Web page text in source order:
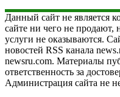
Данный сайт не является
сайте ни чего не продают,
услуги не оказываются.
новостей RSS канала
newsru.com. Материалы
ответственность за
Администрация сайта не